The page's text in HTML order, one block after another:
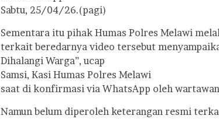
Sabtu, 25/04/26.(pagi)
Sementara itu pihak Humas Polres Melawi
terkait beredarnya video tersebut
Dihalangi Warga”, ucap
Samsi, Kasi Humas Polres Melawi
saat di konfirmasi via WhatsApp oleh
Namun belum diperoleh keterangan resmi